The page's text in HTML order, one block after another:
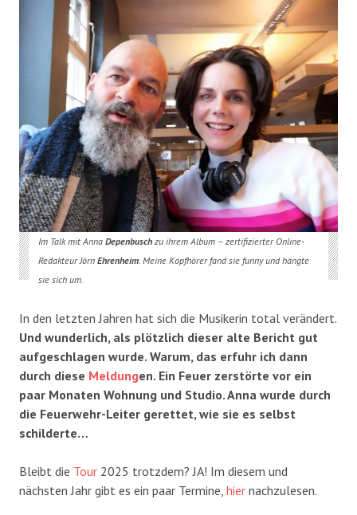
Im Talk mit Anna Depenbuschzu ihrem Album – zertifizierter Online-
Redakteur Jörn Ehrenheim. Meine Kopfhörer fand sie funny und hängte
sie sich um.
In den letzten Jahren hat sich die Musikerin total verändert.
Und wunderlich, als plötzlich dieser alte Bericht gut
aufgeschlagen wurde. Warum, das erfuhr ich dann
durch diese Meldungen. Ein Feuer zerstörte vor ein
paar Monaten Wohnung und Studio. Anna wurde durch
die Feuerwehr-Leiter gerettet, wie sie es selbst
schilderte…
Bleibt die Tour 2025 trotzdem? JA! Im diesem und
nächsten Jahr gibt es ein paar Termine, hier nachzulesen.